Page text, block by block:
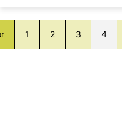
1 2 3 4